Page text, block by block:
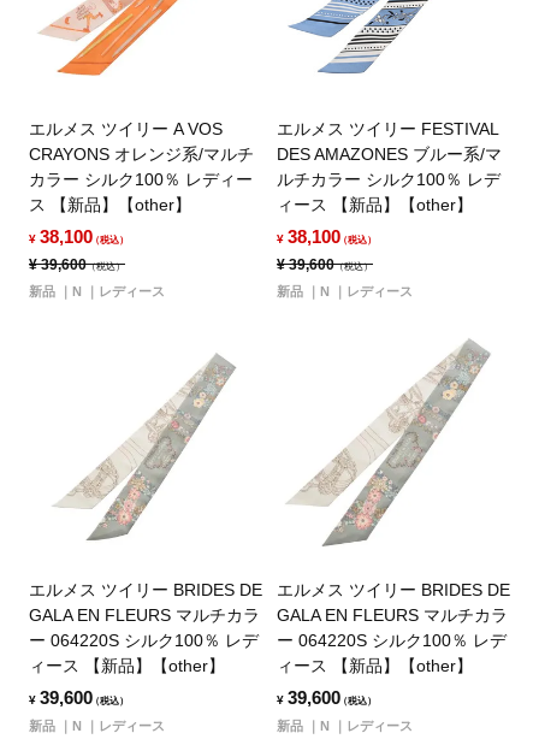
エルメス ツイリー A VOS
CRAYONS オレンジ系/マルチ
カラー シルク100％ レディー
ス 【新品】【other】
¥39,600（税込）
¥ 38,100（税込）
新品 N レディース
エルメス ツイリー FESTIVAL
DES AMAZONES ブルー系/マ
ルチカラー シルク100％ レデ
ィース 【新品】【other】
¥39,600（税込）
¥ 38,100（税込）
新品 N レディース
エルメス ツイリー BRIDES DE
GALA EN FLEURS マルチカラ
ー 064220S シルク100％ レデ
ィース 【新品】【other】
¥ 39,600（税込）
新品 N レディース
エルメス ツイリー BRIDES DE
GALA EN FLEURS マルチカラ
ー 064220S シルク100％ レデ
ィース 【新品】【other】
¥ 39,600（税込）
新品 N レディース